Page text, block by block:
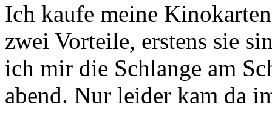
Ich kaufe meine
zwei Vorteile, erstens sie
ich mir die Schlange am
abend. Nur leider kam da